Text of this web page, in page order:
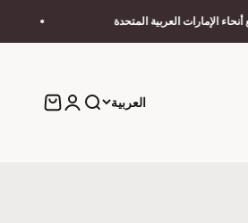
المتحدة
العربية بحثتسجيل
عربة